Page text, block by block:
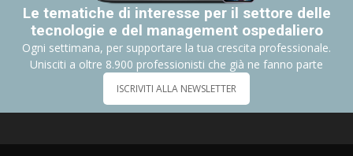
Le tematiche di interesse per il settore delle
tecnologie e del management ospedaliero
Ogni settimana, per supportare la tua crescita professionale.
Unisciti a oltre 8.900 professionisti che già ne fanno parte
ISCRIVITI ALLA NEWSLETTER